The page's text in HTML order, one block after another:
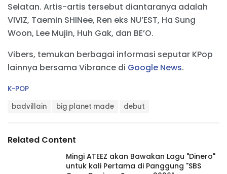
Selatan. Artis-artis tersebut diantaranya adalah
VIVIZ, Taemin SHINee, Ren eks NU’EST, Ha Sung
Woon, Lee Mujin, Huh Gak, dan BE’O.
Vibers, temukan berbagai informasi seputar KPop
lainnya bersama Vibrance di Google News.
C
r
K-POP
:
badvillain big planet made debut
Related Content
Mingi ATEEZ akan Bawakan Lagu "Dinero"
untuk kali Pertama di Panggung "SBS